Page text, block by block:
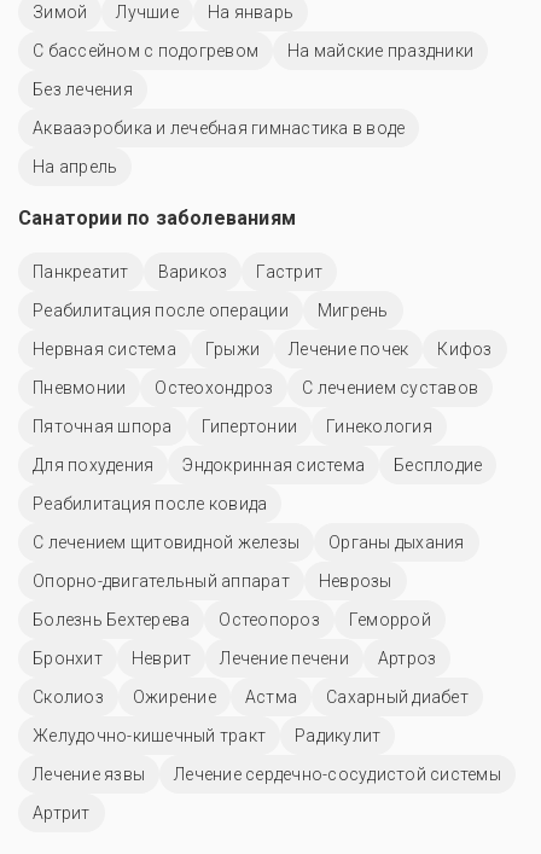
Зимой
Лучшие
На январь
С бассейном с подогревом
На майские праздники
Без лечения
Аквааэробика и лечебная гимнастика в воде
На апрель
Санатории по заболеваниям
Панкреатит Варикоз
Гастрит
Реабилитация после операции
Мигрень
Нервная система
Грыжи Лечение почек
Кифоз
Пневмонии
Остеохондроз
С лечением суставов
Пяточная шпора
Гипертонии
Гинекология
Для похудения
Эндокринная система
Бесплодие
Реабилитация после ковида
С лечением щитовидной железы
Органы дыхания
Опорно-двигательный аппарат
Неврозы
Болезнь Бехтерева
Остеопороз
Геморрой
Бронхит
Неврит Лечение печени
Артроз
Сколиоз
Ожирение Астма
Сахарный диабет
Желудочно-кишечный тракт
Радикулит
Лечение язвы
Лечение сердечно-сосудистой системы
Артрит